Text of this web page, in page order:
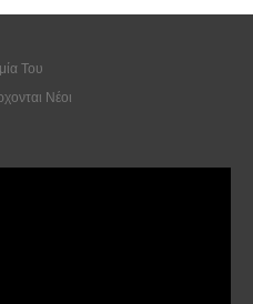
Του
Νέοι